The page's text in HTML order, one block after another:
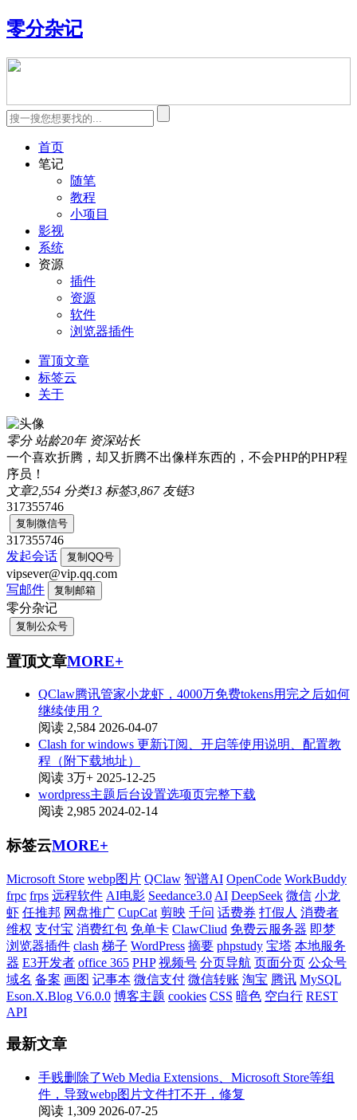
零分杂记
首页
笔记
随笔
教程
小项目
影视
系统
资源
插件
资源
软件
浏览器插件
置顶文章
标签云
关于
零分 站龄20年 资深站长
一个喜欢折腾，却又折腾不出像样东西的，不会PHP的PHP程
序员！
文章2,554 分类13 标签3,867 友链3
317355746
复制微信号
317355746
发起会话
复制QQ号
vipsever@vip.qq.com
写邮件
复制邮箱
零分杂记
复制公众号
置顶文章MORE+
QClaw腾讯管家小龙虾，4000万免费tokens用完之后如何
继续使用？
阅读 2,584 2026-04-07
Clash for windows 更新订阅、开启等使用说明、配置教
程（附下载地址）
阅读 3万+ 2025-12-25
wordpress主题后台设置选项页完整下载
阅读 2,985 2024-02-14
标签云MORE+
Microsoft Store webp图片 QClaw 智谱AI OpenCode WorkBuddy
frpc frps 远程软件 AI电影 Seedance3.0 AI DeepSeek 微信 小龙
虾 任推邦 网盘推广 CupCat 剪映 千问 话费券 打假人 消费者
维权 支付宝 消费红包 免单卡 ClawCliud 免费云服务器 即梦
浏览器插件 clash 梯子 WordPress 摘要 phpstudy 宝塔 本地服务
器 E3开发者 office 365 PHP 视频号 分页导航 页面分页 公众号
域名 备案 画图 记事本 微信支付 微信转账 淘宝 腾讯 MySQL
Eson.X.Blog V6.0.0 博客主题 cookies CSS 暗色 空白行 REST
API
最新文章
手贱删除了Web Media Extensions、Microsoft Store等组
件，导致webp图片文件打不开，修复
阅读 1,309 2026-07-25